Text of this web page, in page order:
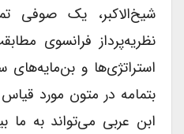
شیخ‌الاکبر، یک صوفی
نظریه‌پرداز فرانسوی
استراتژی‌ها و بن‌مایه‌های
بتمامه در متون مورد قیاس
ابن عربی می‌تواند به ما